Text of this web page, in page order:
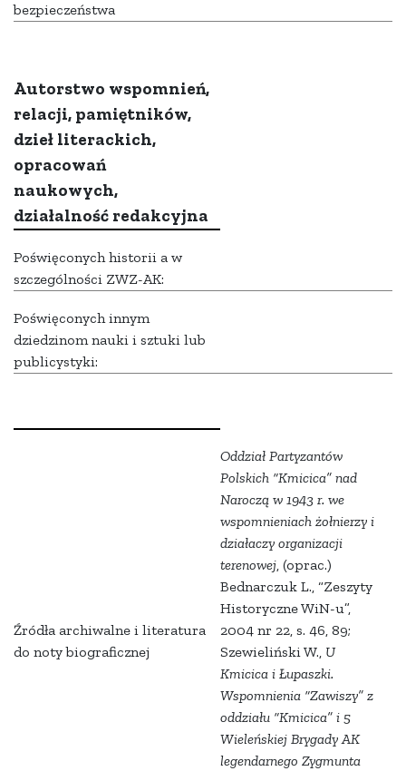
bezpieczeństwa
Autorstwo wspomnień,
relacji, pamiętników,
dzieł literackich,
opracowań
naukowych,
działalność redakcyjna
Poświęconych historii a w
szczególności ZWZ-AK:
Poświęconych innym
dziedzinom nauki i sztuki lub
publicystyki:
Źródła archiwalne i literatura
do noty biograficznej
Oddział Partyzantów
Polskich “Kmicica” nad
Naroczą w 1943 r. we
wspomnieniach żołnierzy i
działaczy organizacji
terenowej, (oprac.)
Bednarczuk L., “Zeszyty
Historyczne WiN-u”,
2004 nr 22, s. 46, 89;
Szewieliński W., U
Kmicica i Łupaszki.
Wspomnienia “Zawiszy” z
oddziału “Kmicica” i 5
Wieleńskiej Brygady AK
legendarnego Zygmunta